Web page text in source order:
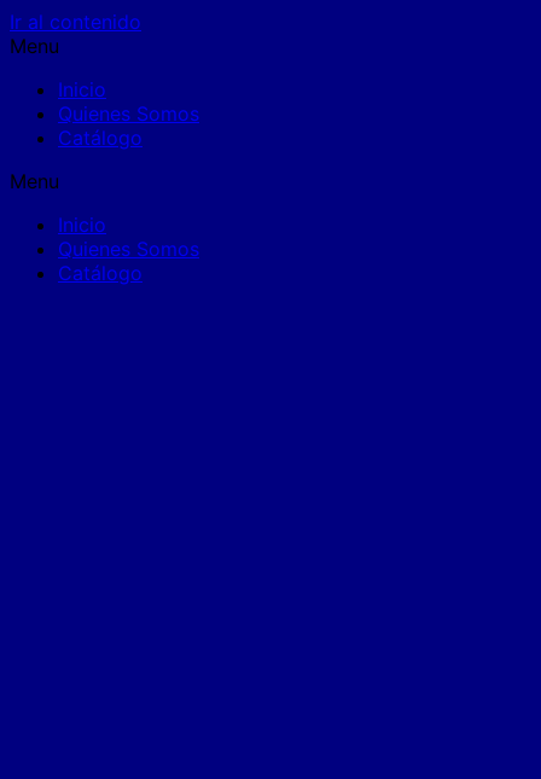
Ir al contenido
Menu
Inicio
Quienes Somos
Catálogo
Menu
Inicio
Quienes Somos
Catálogo